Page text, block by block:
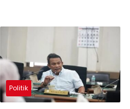
Politik